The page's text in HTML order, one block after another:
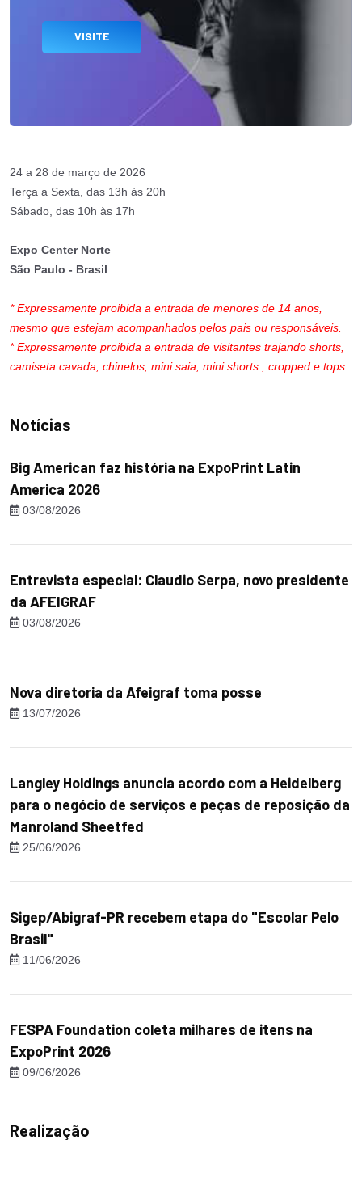
VISITE
24 a 28 de março de 2026
Terça a Sexta, das 13h às 20h
Sábado, das 10h às 17h
Expo Center Norte
São Paulo - Brasil
* Expressamente proibida a entrada de menores de 14 anos,
mesmo que estejam acompanhados pelos pais ou responsáveis.
* Expressamente proibida a entrada de visitantes trajando shorts,
camiseta cavada, chinelos, mini saia, mini shorts , cropped e tops.
Notícias
Big American faz história na ExpoPrint Latin
America 2026
03/08/2026
Entrevista especial: Claudio Serpa, novo presidente
da AFEIGRAF
03/08/2026
Nova diretoria da Afeigraf toma posse
13/07/2026
Langley Holdings anuncia acordo com a Heidelberg
para o negócio de serviços e peças de reposição da
Manroland Sheetfed
25/06/2026
Sigep/Abigraf-PR recebem etapa do "Escolar Pelo
Brasil"
11/06/2026
FESPA Foundation coleta milhares de itens na
ExpoPrint 2026
09/06/2026
Realização